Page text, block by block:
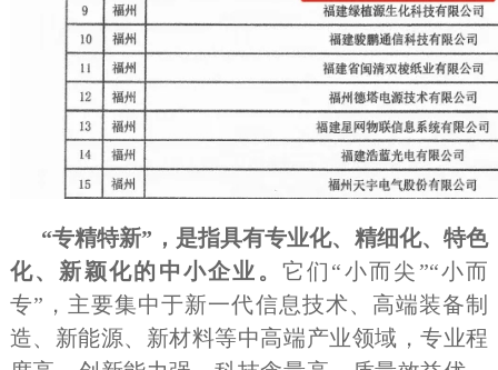
“专精特新”，是指具有专业化、精细化、特色
化、新颖化的中小企业。 它们“小而尖”“小而
专”，主要集中于新一代信息技术、高端装备制
造、新能源、新材料等中高端产业领域，专业程